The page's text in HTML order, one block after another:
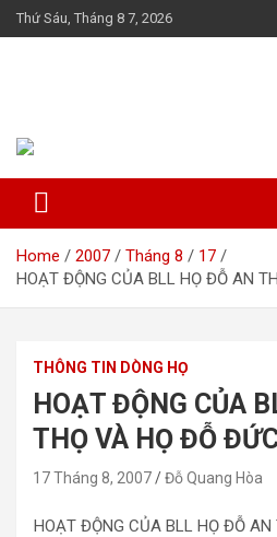
Skip
to
Thứ Sáu, Tháng 8 7, 2026
Home 2007 Tháng 8
17
HOẠT ĐỘNG CỦA BLL HỌ ĐỖ AN
THÔNG TIN DÒNG HỌ
HOẠT ĐỘNG CỦA
THỌ VÀ HỌ ĐỖ
17 Tháng 8, 2007 Đỗ Quang Hòa
HOẠT ĐỘNG CỦA BLL HỌ ĐỖ